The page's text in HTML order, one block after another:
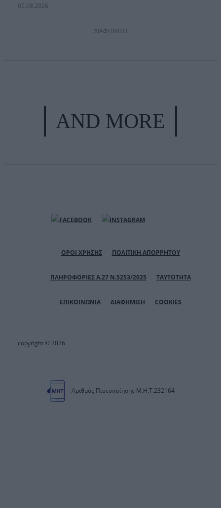
05.08.2026
ΔΙΑΦΗΜΙΣΗ
AND MORE
ΟΡΟΙ ΧΡΗΣΗΣ ΠΟΛΙΤΙΚΗ ΑΠΟΡΡΗΤΟΥ
ΠΛΗΡΟΦΟΡΙΕΣ Α.27 Ν.5253/2025 ΤΑΥΤΟΤΗΤΑ
ΕΠΙΚΟΙΝΩΝΙΑ ΔΙΑΦΗΜΙΣΗ COOKIES
copyright © 2026
Αριθμός Πιστοποίησης Μ.Η.Τ.232164